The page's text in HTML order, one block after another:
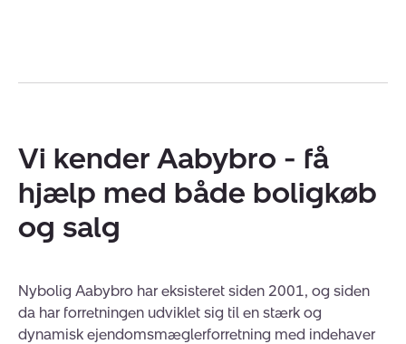
Vi kender Aabybro - få
hjælp med både boligkøb
og salg
Nybolig Aabybro har eksisteret siden 2001, og siden
da har forretningen udviklet sig til en stærk og
dynamisk ejendomsmæglerforretning med indehaver